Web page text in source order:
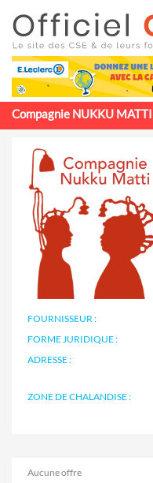
Compagnie NUKKU MATTI
FOURNISSEUR :
FORME JURIDIQUE :
ADRESSE :
ZONE DE CHALANDISE :
Aucune offre